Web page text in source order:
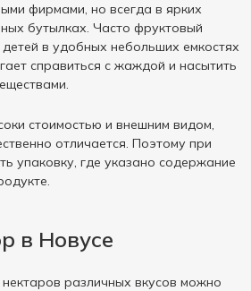
фирмами, но всегда в ярких
бутылках. Часто фруктовый
в удобных небольших емкостях
справиться с жаждой и насытить
стоимостью и внешним видом,
отличается. Поэтому при
упаковку, где указано содержание
в Новусе
различных вкусов можно